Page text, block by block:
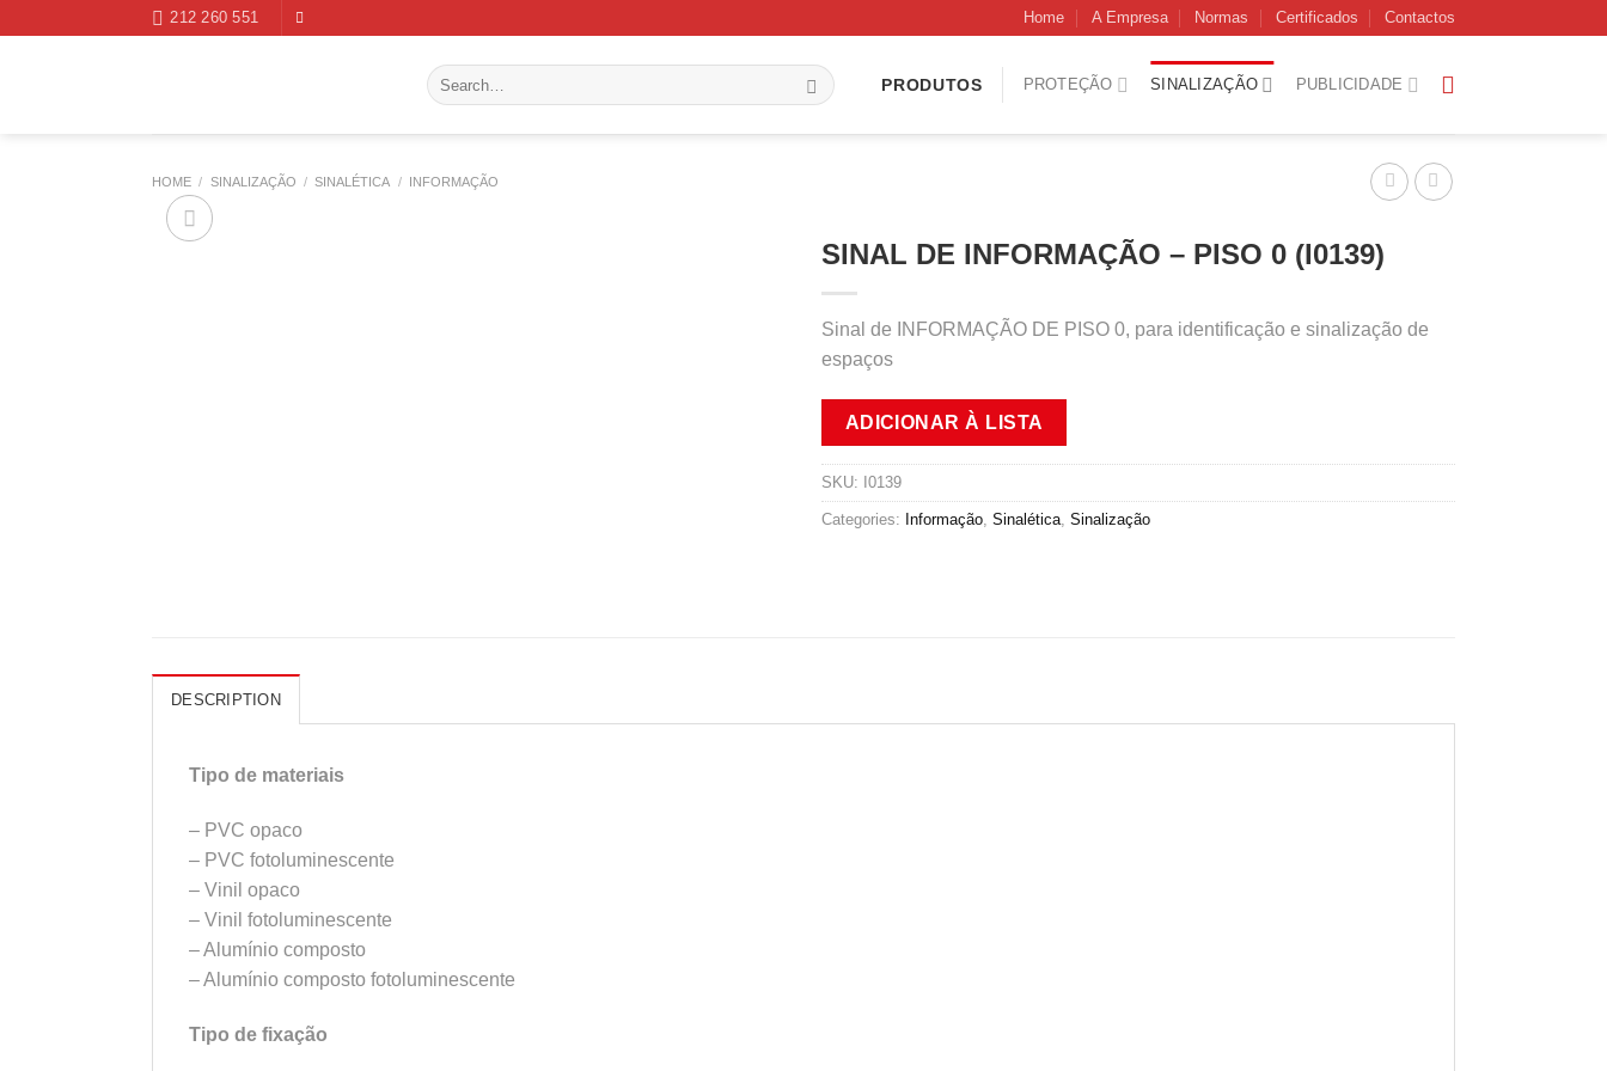
212 260 551 Home A Empresa Normas Certificados Contactos
Search
for:
PRODUTOS PROTEÇÃO SINALIZAÇÃO PUBLICIDADE
HOME / SINALIZAÇÃO / SINALÉTICA / INFORMAÇÃO
SINAL DE INFORMAÇÃO – PISO 0 (I0139)
Sinal de INFORMAÇÃO DE PISO 0, para identificação e sinalização de
espaços
ADICIONAR À LISTA
SKU: I0139
Categories: Informação, Sinalética, Sinalização
DESCRIPTION
Tipo de materiais
– PVC opaco
– PVC fotoluminescente
– Vinil opaco
– Vinil fotoluminescente
– Alumínio composto
– Alumínio composto fotoluminescente
Tipo de fixação